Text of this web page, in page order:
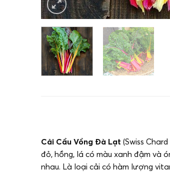
Cải Cầu Vồng Đà Lạt (Swiss
đỏ, hồng, lá có màu xanh đậm và
nhau. Là loại cải có hàm lượng